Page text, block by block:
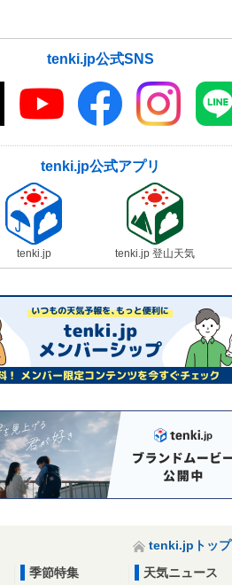
tenki.jp公式SNS
tenki.jp公式アプリ
tenki.jp tenki.jp 登山天気
tenki.jpトップ
季節特集
天気ニュース